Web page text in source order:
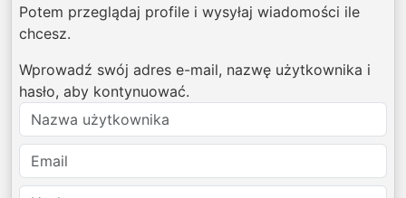
Potem przeglądaj profile i wysyłaj wiadomości ile
chcesz.
Wprowadź swój adres e-mail, nazwę użytkownika i
hasło, aby kontynuować.